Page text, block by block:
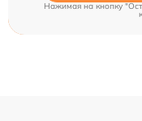
Нажимая на кнопку